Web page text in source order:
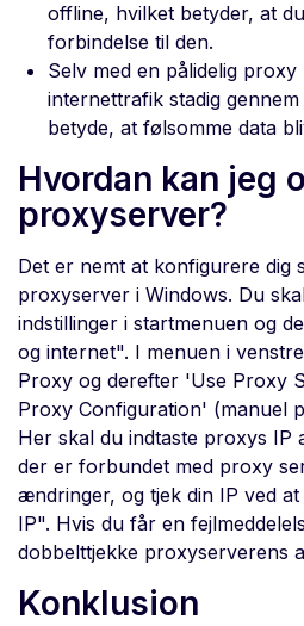
offline, hvilket betyder, at
forbindelse til den.
Selv med en pålidelig proxy
internettrafik stadig
betyde, at følsomme data
Hvordan kan jeg
proxyserver?
Det er nemt at konfigurere dig
proxyserver i Windows. Du
indstillinger i startmenuen og
og internet". I menuen i
Proxy og derefter 'Use Proxy
Proxy Configuration' (manuel
Her skal du indtaste proxys IP
der er forbundet med proxy
ændringer, og tjek din IP ved
IP". Hvis du får en
dobbelttjekke proxyserverens
Konklusion